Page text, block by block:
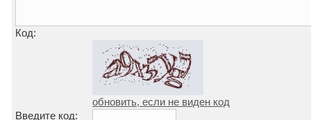
Код:
обновить, если не виден код
Введите код: